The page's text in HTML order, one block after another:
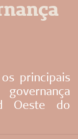
principais
Oeste do